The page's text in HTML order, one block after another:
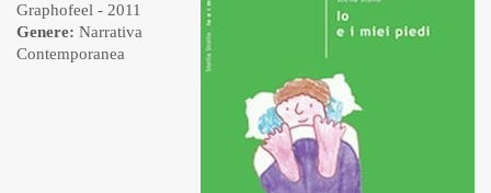
Graphofeel - 2011
Genere: Narrativa
Contemporanea